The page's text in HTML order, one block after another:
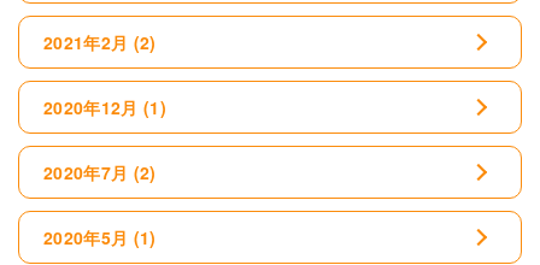
2021年2月 (2)
2020年12月 (1)
2020年7月 (2)
2020年5月 (1)